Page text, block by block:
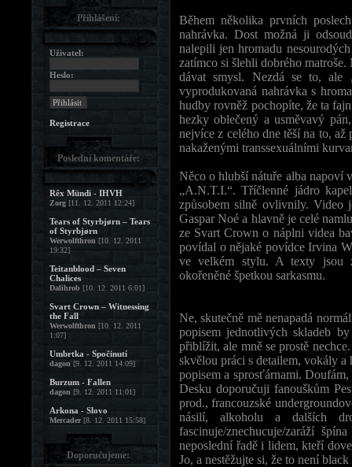
Během několika prvních
nahrávka. Dost možná ji
nalepili jen hromadu
zatímco si šlehli dobrého
dávat smysl. Nezdá se to, ale
vyprodukovaná nahrávka s
hudby rovněž pochopíte, že ta
hezky oblečený a usměvavý
nejvíce z celého dne těší na to,
nakaženými transsexuálními
Něco o hlubší nátuře alba napoví
„A.N.T.I.“. Tříčlenné jádro
způsobem silně ovlivnily. Video
Gaspar Noé a hlavně je celé
ze Svart Crown o náplni videa
povídal o nějaké povídce Irvina
ve velkém stylu. A texty jsou
okořeněné špetkou sarkasmu.
Ne, skutečně mě nenapadá
popisem jednotlivých skladeb
přiblížit, ale mně se prostě
skvělou práci s detailem, vokály
popisem a sprosťárnami.
Desku doporučuji fanouškům
prod., francouzské
násilí, alkoholu a dalších
fascinuje/znechucuje/zaráží
neposlední řadě i lidem, kteří
Jo, a nestěžujte si, že to není
Přihlášení:
Uživatel:
Heslo:
Registrace
Poslední komentáře:
Rêx Mündi - IHVH
Zorg [11. 12. 2011 12:24]
Tears of Styrbjørn – Tears
of Styrbjørn
Werwolfthron [10. 12. 2011
19:32]
Teitanblood – Seven
Chalices
Dalihrob [10. 12. 2011 6:01]
Svart Crown – Witnessing
the Fall
Werwolfthron [10. 12. 2011
1:07]
Umbrtka - Spočinutí
dagon [9. 12. 2011 14:09]
Burzum - Fallen
dagon [9. 12. 2011 11:01]
Arkona - Slovo
Mercader[8. 12. 2011 15:58]
Doporučujeme: